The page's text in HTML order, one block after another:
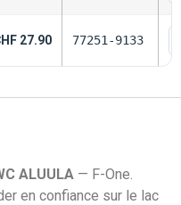
27.90 77251-9133
ALUULA — F-One.
en confiance sur le lac